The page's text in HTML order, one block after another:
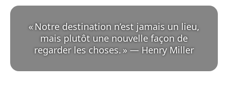
«Notre destination n’est jamais un lieu,
mais plutôt une nouvelle façon de
regarder les choses. » — Henry Miller